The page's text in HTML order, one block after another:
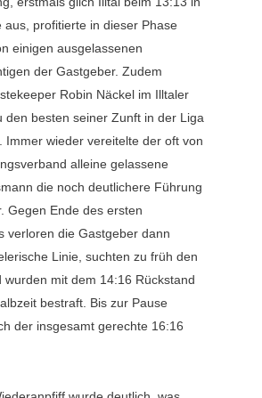
aus, profitierte in dieser Phase
einigen ausgelassenen
der Gastgeber. Zudem
Robin Näckel im Illtaler
den besten seiner Zunft in der Liga
Immer wieder vereitelte der oft von
alleine gelassene
die noch deutlichere Führung
Gegen Ende des ersten
verloren die Gastgeber dann
Linie, suchten zu früh den
wurden mit dem 14:16 Rückstand
bestraft. Bis zur Pause
der insgesamt gerechte 16:16